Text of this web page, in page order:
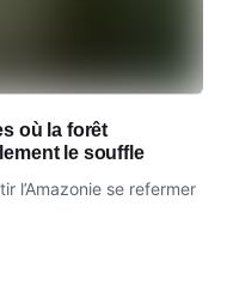
où la forêt
le souffle
l’Amazonie se refermer